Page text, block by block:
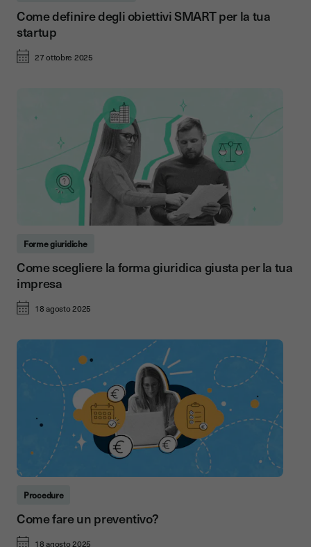
Come definire degli obiettivi SMART per la tua
startup
27 ottobre 2025
Forme giuridiche
Come scegliere la forma giuridica giusta per la tua
impresa
18 agosto 2025
Procedure
Come fare un preventivo?
18 agosto 2025